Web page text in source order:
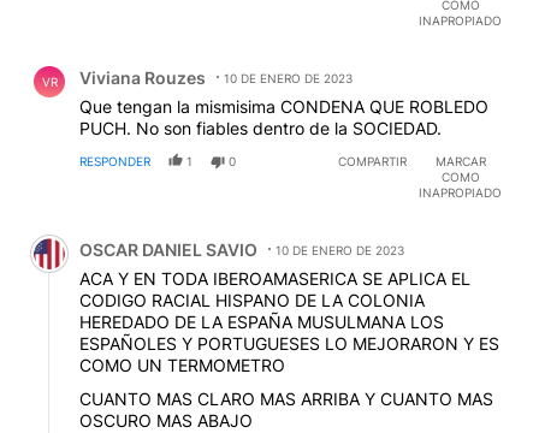
COMO
INAPROPIADO
VR Viviana Rouzes 10 DE ENERO DE 2023
Que tengan la mismisima CONDENA QUE ROBLEDO
PUCH. No son fiables dentro de la SOCIEDAD.
RESPONDER 1 0 COMPARTIR
MARCAR
COMO
INAPROPIADO
Comentario de OSCAR DANIEL SAVIO.
OSCAR DANIEL SAVIO 10 DE ENERO DE 2023
ACA Y EN TODA IBEROAMASERICA SE APLICA EL
CODIGO RACIAL HISPANO DE LA COLONIA
HEREDADO DE LA ESPAÑA MUSULMANA LOS
ESPAÑOLES Y PORTUGUESES LO MEJORARON Y ES
COMO UN TERMOMETRO
CUANTO MAS CLARO MAS ARRIBA Y CUANTO MAS
OSCURO MAS ABAJO